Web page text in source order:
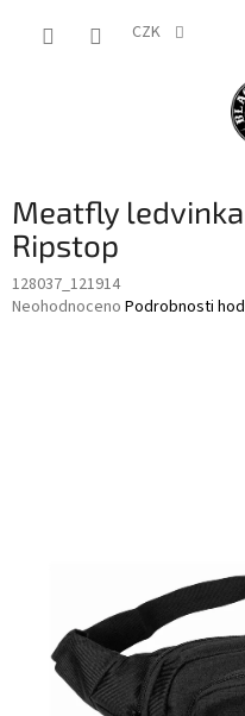
CZK
Meatfly
Ripstop
128037_121914
Průměrné
Neohodnoceno Podrobnosti